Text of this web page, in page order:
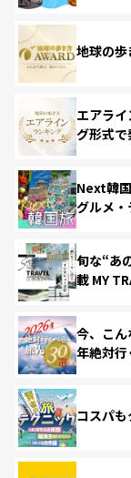
地球の
エアラ
グ形式で
Next韓
グルメ・
旬な“あ
載 MY
今、こ
年絶対
コスパ